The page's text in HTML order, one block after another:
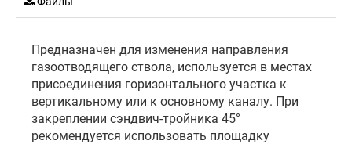
Предназначен для изменения направления
газоотводящего ствола, используется в местах
присоединения горизонтального участка к
вертикальному или к основному каналу. При
закреплении сэндвич-тройника 45°
рекомендуется использовать площадку